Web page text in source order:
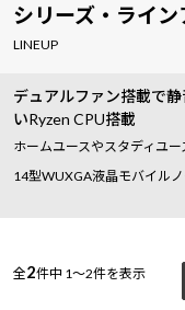
シリーズ・ライン
LINEUP
デュアルファン搭載で
いRyzen CPU搭載
ホームユースやスタディユ
14型WUXGA液晶モバイル
全2件中 1～2件を表示